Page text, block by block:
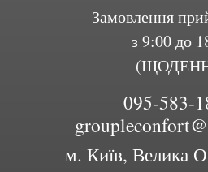
Замовлення
з 9:00 до
095-583-
м. Київ, Велика